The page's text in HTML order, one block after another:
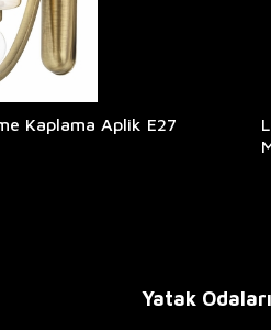
Kaplama Aplik E27
Yatak Odaları